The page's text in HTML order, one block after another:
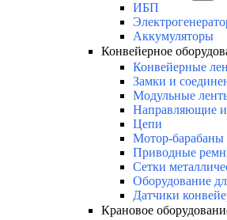
ИБП
Аккумуляторы
Конвейерное
Конвейерные
Замки и
Модульные
Направляющие и
Цепи
Мотор-барабаны
Приводные
Сетки
Оборудование
Датчики
Крановое